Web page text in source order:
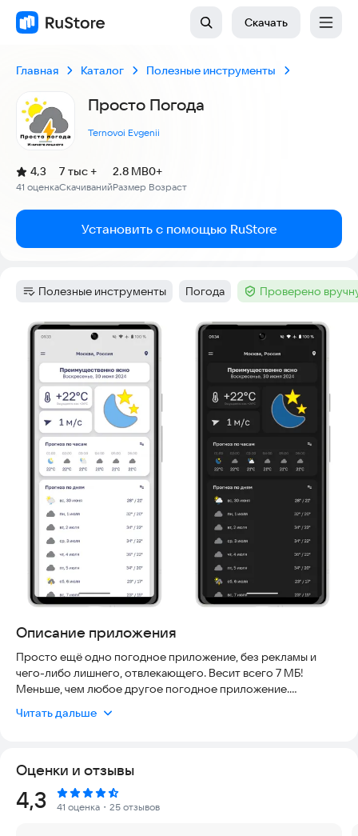
Скачать
Главная Каталог Полезные инструменты
Просто Погода
Ternovoi Evgenii
Рейтинг:
4,3
(
41 оценка
)
Скачиваний
7 тыс +
Размер
2.8 MB
Возраст
0+
Установить с помощью RuStore
Категория:
Полезные инструменты Тег :
Погода Тег :Проверено
Скриншоты
Описание приложения
Просто ещё одно погодное приложение, без рекламы и
чего-либо лишнего, отвлекающего. Весит всего 7 МБ!
Меньше, чем любое другое погодное приложение.
почасовой и по дням. Также будет добавлен прогноз на
улучшению, пожалуйста, не стесняйтесь, пишите мне на
justweatherdev@gmail.com
@JustWeatherDev, буду рад ответить каждому.
В приложении также можно отправлять сообщения об
Читать дальше
Оценки и отзывы
Рейтинг:
4,3 41 оценка ・25 отзывов